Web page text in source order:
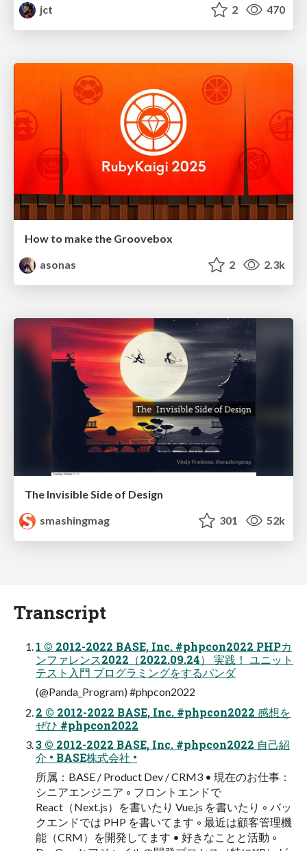
jct
2 470
How to make the Groovebox
asonas
2 2.3k
The Invisible Side of Design
smashingmag
301 52k
Transcript
1 © 2012-2022 BASE, Inc. #phpcon2022 PHPカ
ンファレンス2022（2022.09.24） 実践！ ユニット
テスト入門 プログラミングをするパンダ
(@Panda_Program) #phpcon2022
2 © 2012-2022 BASE, Inc. #phpcon2022 感想を
ぜひ #phpcon2022
3 © 2012-2022 BASE, Inc. #phpcon2022 自己紹
介 • BASE株式会社 •
所属：BASE / Product Dev / CRM3 • 現在のお仕事：
シニアエンジニア ◦ フロントエンドで
React（Next.js）を書いたり Vue.js を書いたり ◦ バッ
クエンドでは PHP を書いてます ◦ 最近は顧客管理機
能（CRM）を開発してます • 好きなことと活動 ◦